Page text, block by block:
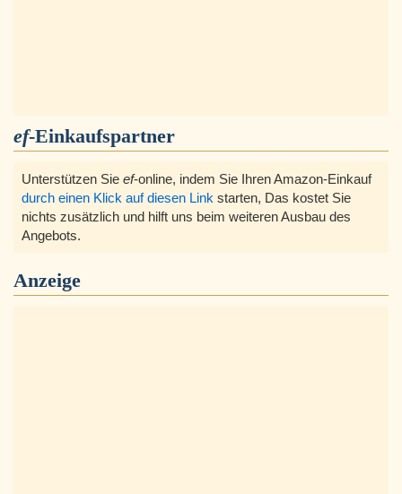
ef-Einkaufspartner
Unterstützen Sie ef-online, indem Sie Ihren Amazon-Einkauf
durch einen Klick auf diesen Link starten, Das kostet Sie
nichts zusätzlich und hilft uns beim weiteren Ausbau des
Angebots.
Anzeige